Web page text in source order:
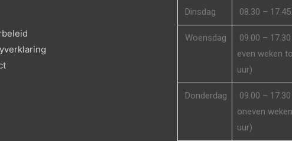
Dinsdag 08.30 –
Woensdag
09.00 –
even weken
uur)
Donderdag
09.00 –
oneven
uur)